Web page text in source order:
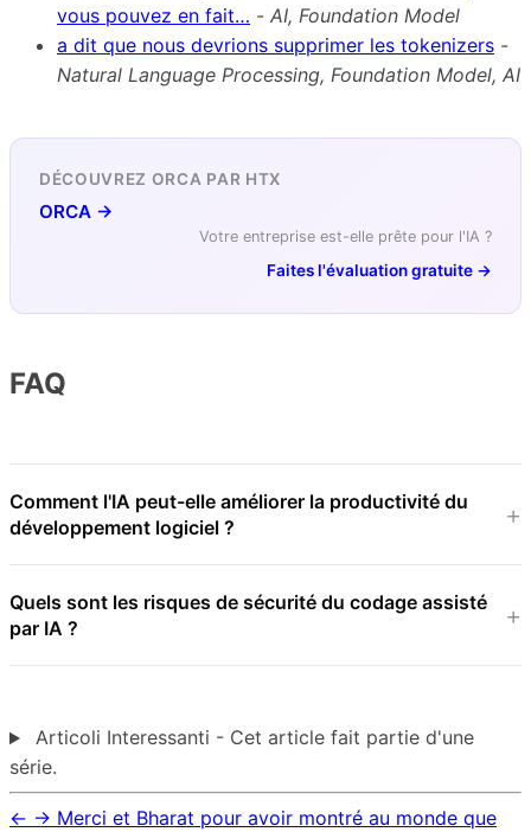
vous pouvez en fait… - AI, Foundation Model
a dit que nous devrions supprimer les tokenizers -
Natural Language Processing, Foundation Model, AI
DÉCOUVREZ ORCA PAR HTX
ORCA →
Votre entreprise est-elle prête pour l'IA ?
Faites l'évaluation gratuite →
FAQ
Comment l'IA peut-elle améliorer la productivité du
développement logiciel ?
Quels sont les risques de sécurité du codage assisté
par IA ?
Articoli Interessanti - Cet article fait partie d'une
série.
← → Merci et Bharat pour avoir montré au monde que